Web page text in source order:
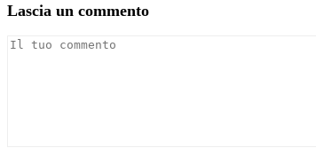
Lascia un commento